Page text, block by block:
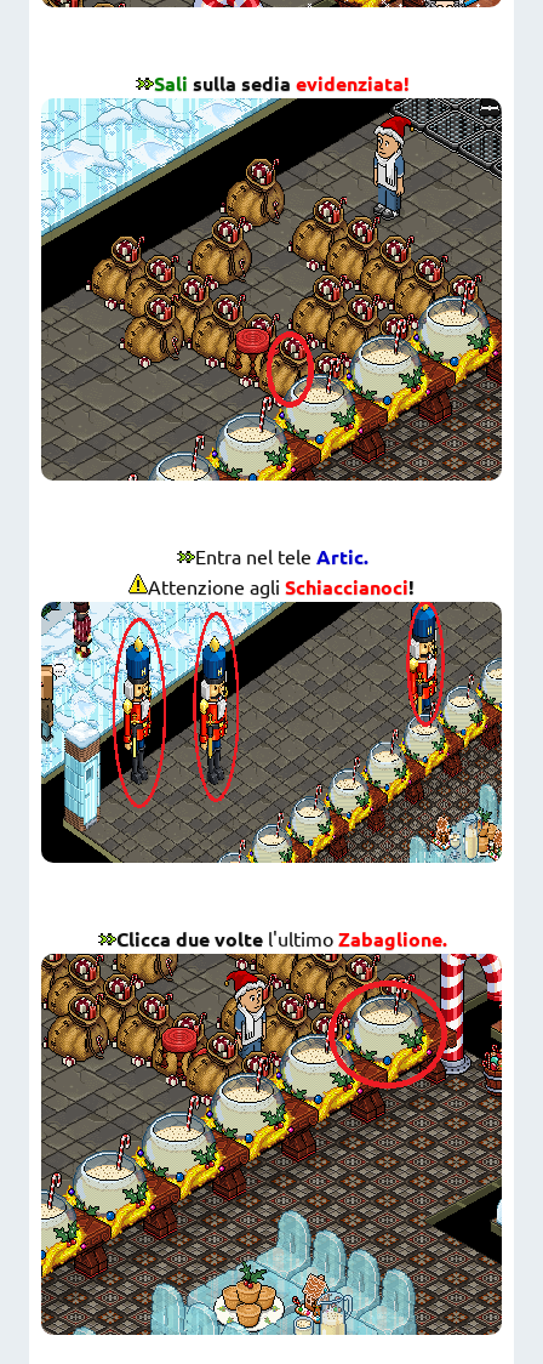
Sali sulla sedia evidenziata!
Entra nel tele Artic.
Attenzione agli Schiaccianoci!
Clicca due volte l'ultimo Zabaglione.